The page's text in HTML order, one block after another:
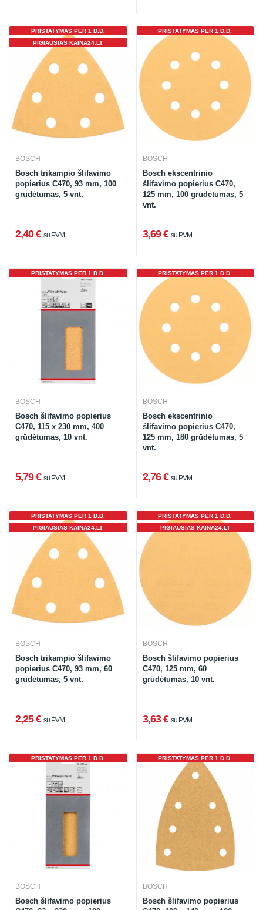
PIGIAUSIAS KAINA24.LT
PRISTATYMAS PER 1 D.D.
BOSCH
Bosch trikampio šlifavimo
popierius C470, 93 mm, 100
grūdėtumas, 5 vnt.
2,40 € su PVM
PRISTATYMAS PER 1 D.D.
BOSCH
Bosch ekscentrinio
šlifavimo popierius C470,
125 mm, 100 grūdėtumas, 5
vnt.
3,69 € su PVM
PRISTATYMAS PER 1 D.D.
BOSCH
Bosch šlifavimo popierius
C470, 115 x 230 mm, 400
grūdėtumas, 10 vnt.
5,79 € su PVM
PRISTATYMAS PER 1 D.D.
BOSCH
Bosch ekscentrinio
šlifavimo popierius C470,
125 mm, 180 grūdėtumas, 5
vnt.
2,76 € su PVM
PIGIAUSIAS KAINA24.LT
PRISTATYMAS PER 1 D.D.
BOSCH
Bosch trikampio šlifavimo
popierius C470, 93 mm, 60
grūdėtumas, 5 vnt.
2,25 € su PVM
PIGIAUSIAS KAINA24.LT
PRISTATYMAS PER 1 D.D.
BOSCH
Bosch šlifavimo popierius
C470, 125 mm, 60
grūdėtumas, 10 vnt.
3,63 € su PVM
PRISTATYMAS PER 1 D.D.
BOSCH
Bosch šlifavimo popierius
PRISTATYMAS PER 1 D.D.
BOSCH
Bosch šlifavimo popierius